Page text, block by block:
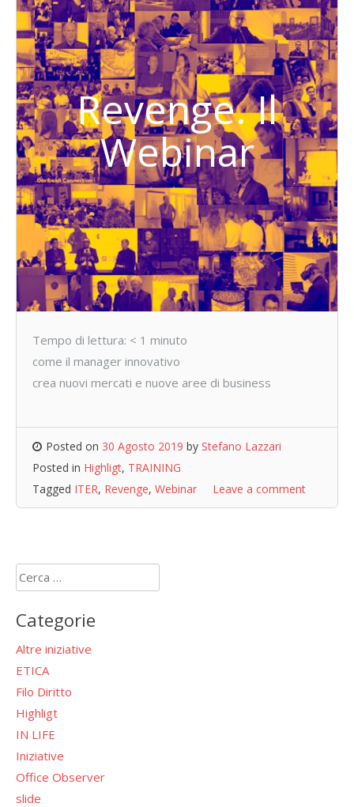
Revenge. Il
Webinar
Tempo di lettura: < 1 minuto
come il manager innovativo
crea nuovi mercati e nuove aree di business
Posted on 30 Agosto 2019 by Stefano Lazzari
Posted in Highligt, TRAINING
Tagged ITER, Revenge, Webinar Leave a comment
Ricerca
per:
Categorie
Altre iniziative
ETICA
Filo Diritto
Highligt
IN LIFE
Iniziative
Office Observer
slide